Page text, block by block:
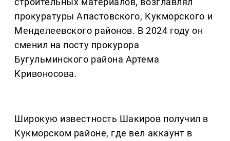
прокуратуры Апастовского, Кукморского и
Менделеевского районов. В 2024 году он
сменил на посту прокурора
Бугульминского района Артема
Кривоносова.
Широкую известность Шакиров получил в
Кукморском районе, где вел аккаунт в